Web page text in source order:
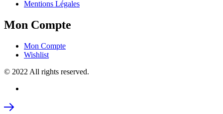
Mentions Légales
Mon Compte
Mon Compte
Wishlist
© 2022 All rights reserved.